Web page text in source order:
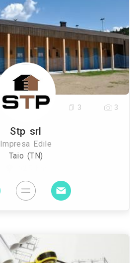
Stp srl
Impresa Edile
Taio (TN)
3 3